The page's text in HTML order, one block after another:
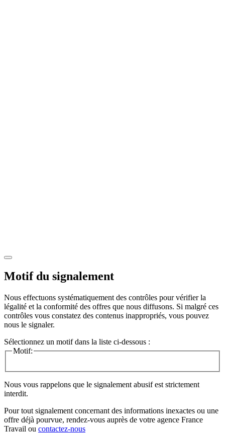
Motif du signalement
Nous effectuons systématiquement des contrôles pour vérifier la
légalité et la conformité des offres que nous diffusons. Si malgré ces
contrôles vous constatez des contenus inappropriés, vous pouvez
nous le signaler.
Sélectionnez un motif dans la liste ci-dessous :
Motif:
Nous vous rappelons que le signalement abusif est strictement
interdit.
Pour tout signalement concernant des informations inexactes ou une
offre déjà pourvue, rendez-vous auprès de votre agence France
Travail ou contactez-nous